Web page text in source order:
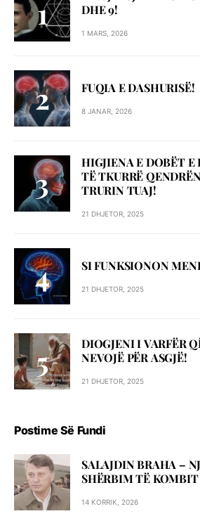
DHE 9!
1 MARS, 2026
FUQIA E DASHURISË!
8 JANAR, 2026
HIGJIENA E DOBËT
TË TKURRË
TRURIN TUAJ!
21 DHJETOR, 2025
SI FUNKSIONON
21 DHJETOR, 2025
DIOGJENI I VARFËR
NEVOJË PËR ASGJË!
21 DHJETOR, 2025
Postime Së Fundi
SALAJDIN BRAHA –
SHЁRBIM TЁ KOMBIT
14 KORRIK, 2026